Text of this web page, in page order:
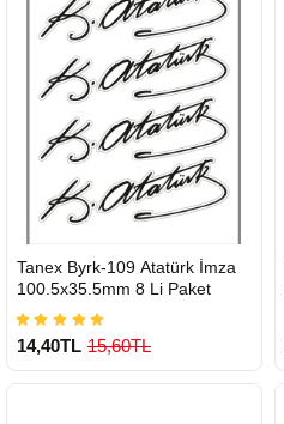
GÖNDERİ
Tanex Byrk-109 Atatürk İmza
100.5x35.5mm 8 Li Paket
14,40TL 15,60TL